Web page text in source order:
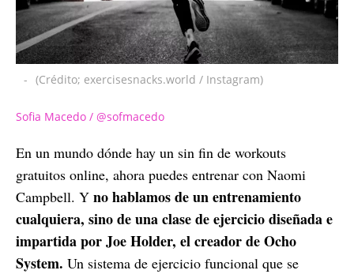
- (Crédito; exercisesnacks.world / Instagram)
Sofia Macedo / @sofmacedo
En un mundo dónde hay un sin fin de workouts
gratuitos online, ahora puedes entrenar con Naomi
Campbell. Y no hablamos de un entrenamiento
cualquiera, sino de una clase de ejercicio diseñada e
impartida por Joe Holder, el creador de Ocho
System. Un sistema de ejercicio funcional que se